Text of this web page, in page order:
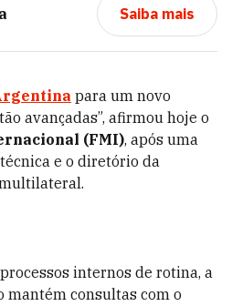
Saiba mais
para um novo
avançadas”, afirmou hoje o
(FMI), após uma
e o diretório da
internos de rotina, a
mantém consultas com o